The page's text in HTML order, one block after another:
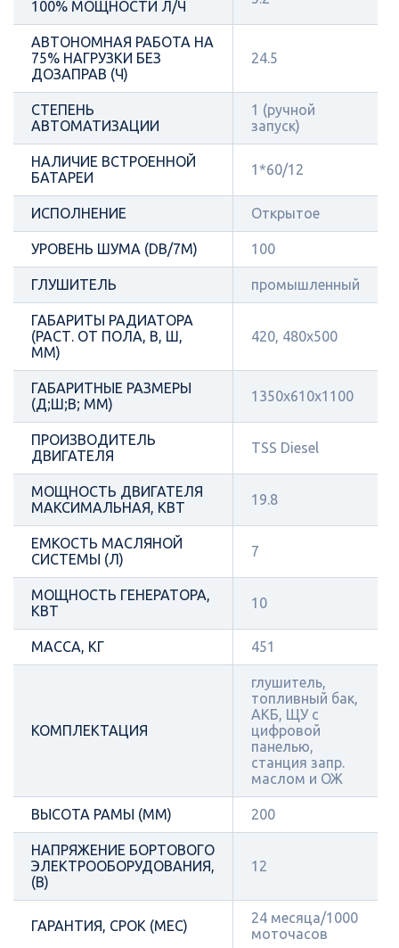
100% МОЩНОСТИ Л/Ч
АВТОНОМНАЯ РАБОТА НА
75% НАГРУЗКИ БЕЗ
ДОЗАПРАВ (Ч)
24.5
СТЕПЕНЬ
АВТОМАТИЗАЦИИ
1 (ручной
запуск)
НАЛИЧИЕ ВСТРОЕННОЙ
БАТАРЕИ
1*60/12
ИСПОЛНЕНИЕ Открытое
УРОВЕНЬ ШУМА (DB/7М) 100
ГЛУШИТЕЛЬ промышленный
ГАБАРИТЫ РАДИАТОРА
(РАСТ. ОТ ПОЛА, В, Ш,
ММ)
420, 480х500
ГАБАРИТНЫЕ РАЗМЕРЫ
(Д;Ш;В; ММ)
1350x610x1100
ПРОИЗВОДИТЕЛЬ
ДВИГАТЕЛЯ
TSS Diesel
МОЩНОСТЬ ДВИГАТЕЛЯ
МАКСИМАЛЬНАЯ, КВТ
19.8
ЕМКОСТЬ МАСЛЯНОЙ
СИСТЕМЫ (Л)
7
МОЩНОСТЬ ГЕНЕРАТОРА,
КВТ
10
МАССА, КГ 451
КОМПЛЕКТАЦИЯ
глушитель,
топливный бак,
АКБ, ЩУ с
цифровой
панелью,
станция запр.
маслом и ОЖ
ВЫСОТА РАМЫ (ММ) 200
НАПРЯЖЕНИЕ БОРТОВОГО
ЭЛЕКТРООБОРУДОВАНИЯ,
(В)
12
ГАРАНТИЯ, СРОК (МЕС)
24 месяца/1000
моточасов